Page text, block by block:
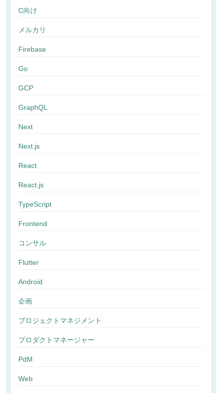
C向け
メルカリ
Firebase
Go
GCP
GraphQL
Next
Next.js
React
React.js
TypeScript
Frontend
コンサル
Flutter
Android
企画
プロジェクトマネジメント
プロダクトマネージャー
PdM
Web